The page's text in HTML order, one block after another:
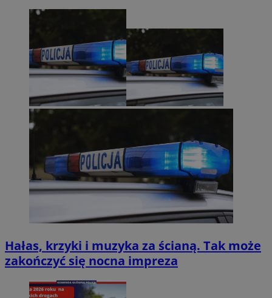
Hałas, krzyki i muzyka za ścianą. Tak może
zakończyć się nocna impreza